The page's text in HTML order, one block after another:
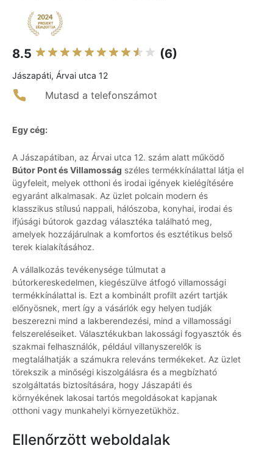
8.5 (6)
Jászapáti, Árvai utca 12
Mutasd a telefonszámot
Egy cég:
A Jászapátiban, az Árvai utca 12. szám alatt működő
Bútor Pont és Villamosság széles termékkínálattal látja el
ügyfeleit, melyek otthoni és irodai igények kielégítésére
egyaránt alkalmasak. Az üzlet polcain modern és
klasszikus stílusú nappali, hálószoba, konyhai, irodai és
ifjúsági bútorok gazdag választéka található meg,
amelyek hozzájárulnak a komfortos és esztétikus belső
terek kialakításához.
A vállalkozás tevékenysége túlmutat a
bútorkereskedelmen, kiegészülve átfogó villamossági
termékkínálattal is. Ezt a kombinált profilt azért tartják
előnyösnek, mert így a vásárlók egy helyen tudják
beszerezni mind a lakberendezési, mind a villamossági
felszereléseiket. Választékukban lakossági fogyasztók és
szakmai felhasználók, például villanyszerelők is
megtalálhatják a számukra releváns termékeket. Az üzlet
törekszik a minőségi kiszolgálásra és a megbízható
szolgáltatás biztosítására, hogy Jászapáti és
környékének lakosai tartós megoldásokat kapjanak
otthoni vagy munkahelyi környezetükhöz.
Ellenőrzött weboldalak